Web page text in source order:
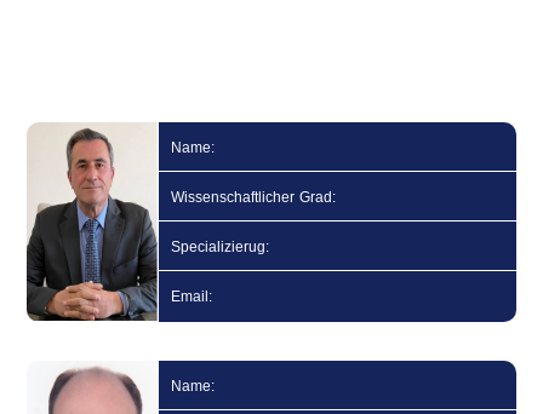
Name:
Wissenschaftlicher Grad:
Specializierug:
Email:
Name: